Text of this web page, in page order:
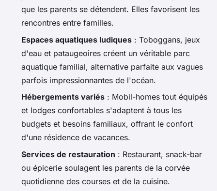
que les parents se détendent. Elles favorisent les
rencontres entre familles.
Espaces aquatiques ludiques : Toboggans, jeux
d'eau et pataugeoires créent un véritable parc
aquatique familial, alternative parfaite aux vagues
parfois impressionnantes de l'océan.
Hébergements variés : Mobil-homes tout équipés
et lodges confortables s'adaptent à tous les
budgets et besoins familiaux, offrant le confort
d'une résidence de vacances.
Services de restauration : Restaurant, snack-bar
ou épicerie soulagent les parents de la corvée
quotidienne des courses et de la cuisine.